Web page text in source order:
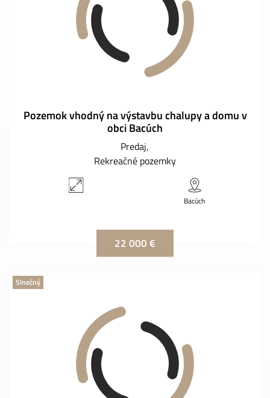
Pozemok vhodný na výstavbu chalupy a domu v
obci Bacúch
Predaj
Rekreačné pozemky
Bacúch
22 000 €
Slnečný